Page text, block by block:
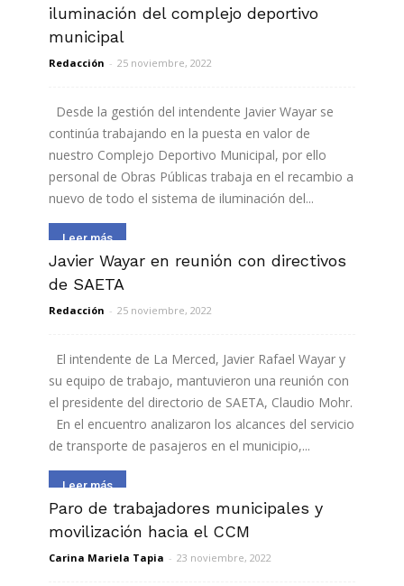
iluminación del complejo deportivo
municipal
Redacción - 25 noviembre, 2022
Desde la gestión del intendente Javier Wayar se
continúa trabajando en la puesta en valor de
nuestro Complejo Deportivo Municipal, por ello
personal de Obras Públicas trabaja en el recambio a
nuevo de todo el sistema de iluminación del...
Leer más
Javier Wayar en reunión con directivos
de SAETA
Redacción - 25 noviembre, 2022
El intendente de La Merced, Javier Rafael Wayar y
su equipo de trabajo, mantuvieron una reunión con
el presidente del directorio de SAETA, Claudio Mohr.
En el encuentro analizaron los alcances del servicio
de transporte de pasajeros en el municipio,...
Leer más
Paro de trabajadores municipales y
movilización hacia el CCM
Carina Mariela Tapia - 23 noviembre, 2022